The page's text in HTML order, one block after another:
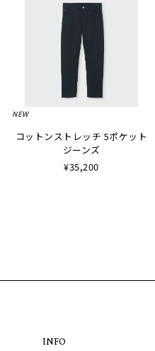
NEW
コットンストレッチ 5ポケット
ジーンズ
¥35,200
INFO